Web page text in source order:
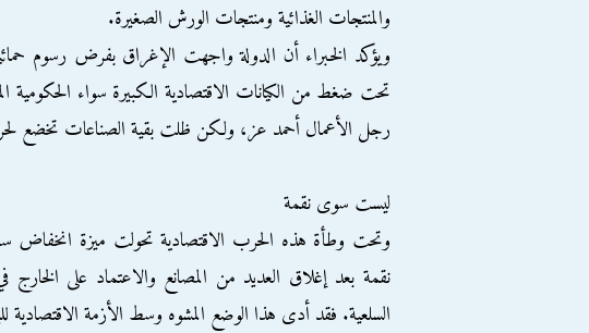
والمنتجات الغذائية ومنتجات الورش الصغيرة.
ويؤكد الخبراء أن الدولة واجهت الإغراق بفرض رسوم
تحت ضغط من الكيانات الاقتصادية الكبيرة سواء الحكومية
رجل الأعمال أحمد عز، ولكن ظلت بقية الصناعات تخضع
ليست سوى نقمة
وتحت وطأة هذه الحرب الاقتصادية تحولت ميزة انخفاض سعر
السلعية. فقد أدى هذا الوضع المشوه وسط الأزمة الاقتصادية